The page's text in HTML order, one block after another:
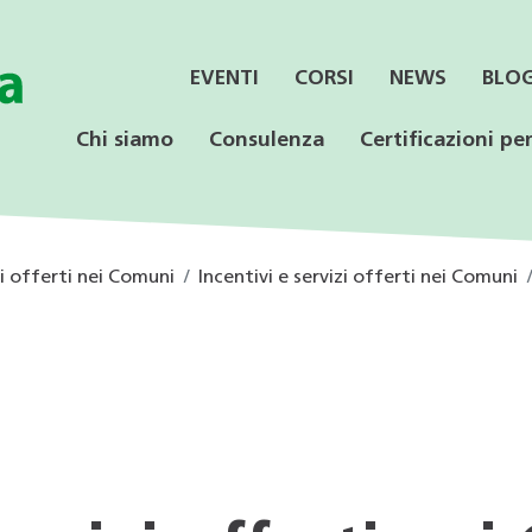
EVENTI CORSI NEWS
Chi siamo Consulenza
CECE
Certificazioni
CECE
Programmi di consulenza
offerti nei Comuni Incentivi e servizi offerti nei Comuni